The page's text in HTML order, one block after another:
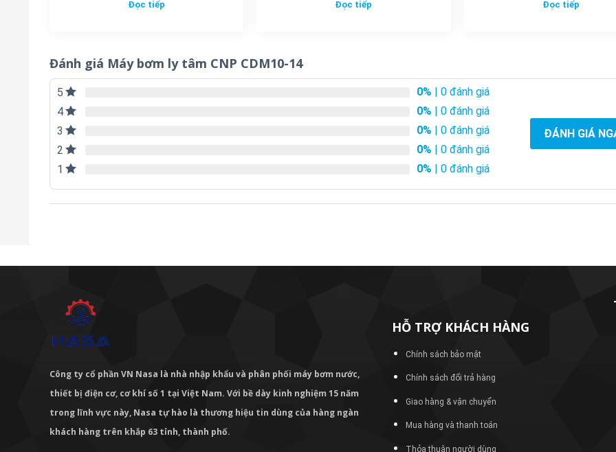
Đọc tiếp Đọc tiếp Đọc tiếp
Đánh giá Máy bơm ly tâm CNP CDM10-14
5 0% | 0 đánh giá
4
0% | 0 đánh giá
3
0% | 0 đánh giá
2
0% | 0 đánh giá
1
0% | 0 đánh giá
ĐÁNH GIÁ
Công ty cổ phần VN Nasa là nhà nhập khẩu và phân phối máy bơm nước,
thiết bị điện cơ, cơ khí số 1 tại Việt Nam. Với bề dày kinh nghiệm 15 năm
trong lĩnh vực này, Nasa tự hào là thương hiệu tin dùng của hàng ngàn
khách hàng trên khắp 63 tỉnh, thành phố.
HỖ TRỢ KHÁCH HÀNG
Chính sách bảo mật
Chính sách đổi trả hàng
Giao hàng & vận chuyển
Mua hàng và thanh toán
Thỏa thuận người dùng